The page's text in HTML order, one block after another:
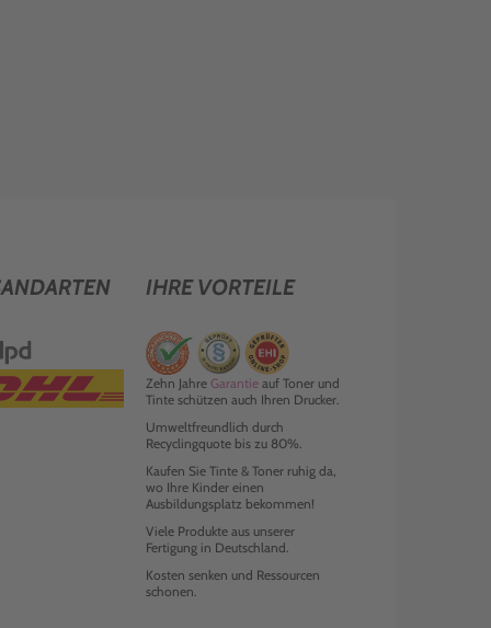
IHRE VORTEILE
Zehn Jahre Garantieauf Toner und
Tinte schützen auch Ihren Drucker.
Umweltfreundlich durch
Recyclingquote bis zu 80%.
Kaufen Sie Tinte & Toner ruhig da,
wo Ihre Kinder einen
Ausbildungsplatz bekommen!
Viele Produkte aus unserer
Fertigung in Deutschland.
Kosten senken und Ressourcen
schonen.